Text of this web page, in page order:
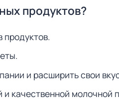
продуктов?
продуктов.
и расширить свои
качественной молочной